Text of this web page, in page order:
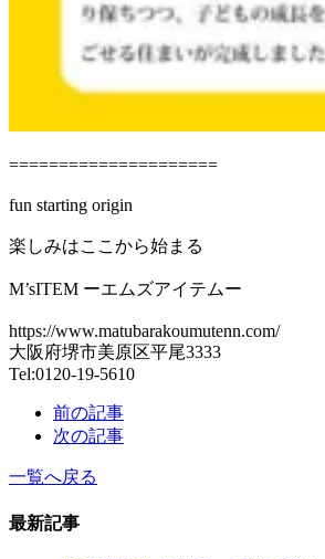
=====================
fun starting origin
楽しみはここから始まる
M’sITEM ーエムズアイテムー
https://www.matubarakoumutenn.com/
大阪府堺市美原区平尾3333
Tel:0120-19-5610
前の記事
次の記事
一覧へ戻る
最新記事